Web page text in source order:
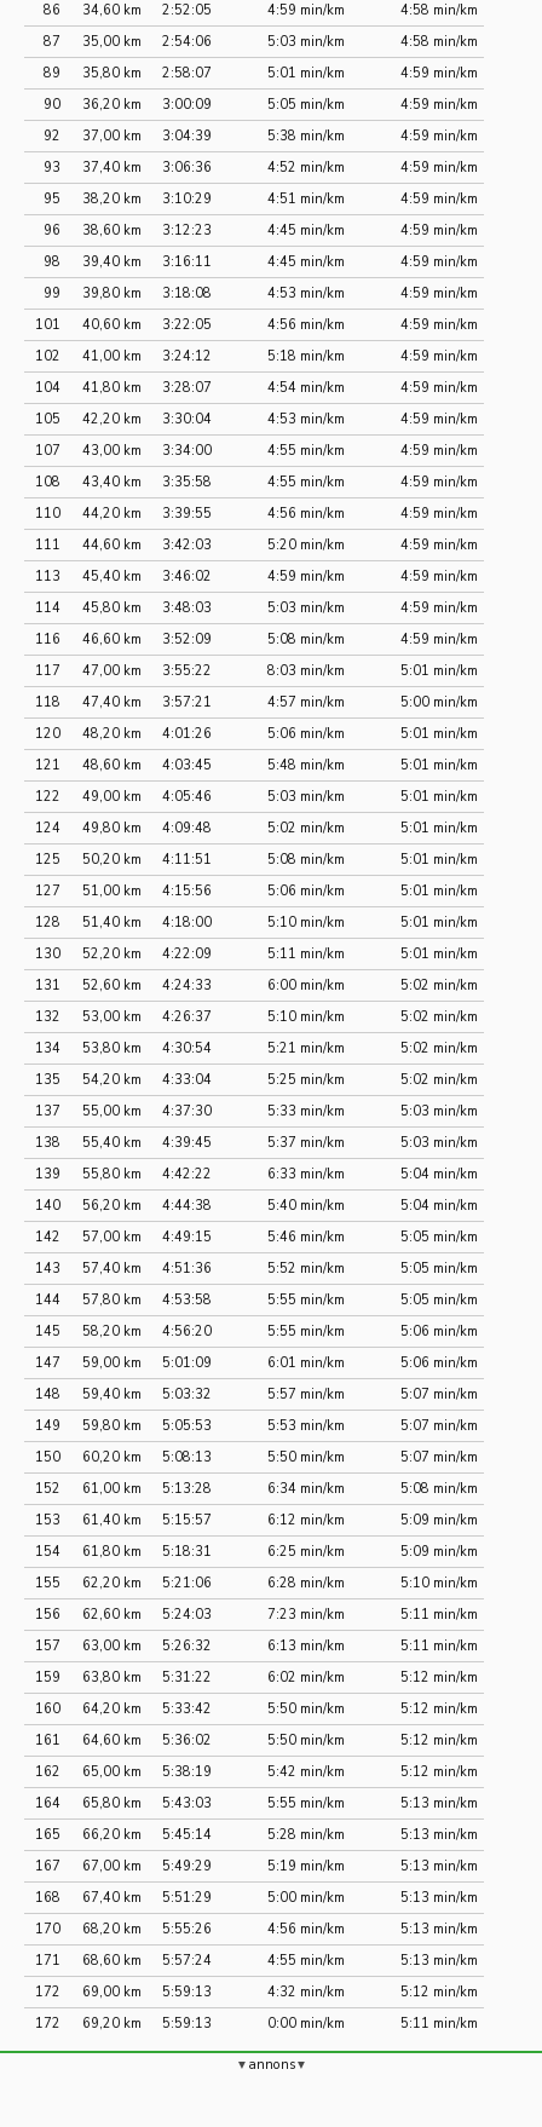
86
34,60 km 2:52:05 4:59 min/km
4:58 min/km
87
35,00 km 2:54:06 5:03 min/km
4:58 min/km
89
35,80 km 2:58:07 5:01 min/km
4:59 min/km
90
36,20 km 3:00:09 5:05 min/km
4:59 min/km
92
37,00 km 3:04:39 5:38 min/km
4:59 min/km
93
37,40 km 3:06:36 4:52 min/km
4:59 min/km
95
38,20 km 3:10:29 4:51 min/km
4:59 min/km
96
38,60 km 3:12:23 4:45 min/km
4:59 min/km
98
39,40 km 3:16:11 4:45 min/km
4:59 min/km
99
39,80 km 3:18:08 4:53 min/km
4:59 min/km
101
40,60 km 3:22:05 4:56 min/km
4:59 min/km
102
41,00 km 3:24:12 5:18 min/km
4:59 min/km
104
41,80 km 3:28:07 4:54 min/km
4:59 min/km
105
42,20 km 3:30:04 4:53 min/km
4:59 min/km
107
43,00 km 3:34:00 4:55 min/km
4:59 min/km
108
43,40 km 3:35:58 4:55 min/km
4:59 min/km
110
44,20 km 3:39:55 4:56 min/km
4:59 min/km
111
44,60 km 3:42:03 5:20 min/km
4:59 min/km
113
45,40 km 3:46:02 4:59 min/km
4:59 min/km
114
45,80 km 3:48:03 5:03 min/km
4:59 min/km
116
46,60 km 3:52:09 5:08 min/km
4:59 min/km
117
47,00 km 3:55:22 8:03 min/km
5:01 min/km
118
47,40 km 3:57:21 4:57 min/km
5:00 min/km
120
48,20 km 4:01:26 5:06 min/km
5:01 min/km
121
48,60 km 4:03:45 5:48 min/km
5:01 min/km
122
49,00 km 4:05:46 5:03 min/km
5:01 min/km
124
49,80 km 4:09:48 5:02 min/km
5:01 min/km
125
50,20 km 4:11:51 5:08 min/km
5:01 min/km
127
51,00 km 4:15:56 5:06 min/km
5:01 min/km
128
51,40 km 4:18:00 5:10 min/km
5:01 min/km
130
52,20 km 4:22:09 5:11 min/km
5:01 min/km
131
52,60 km 4:24:33 6:00 min/km
5:02 min/km
132
53,00 km 4:26:37 5:10 min/km
5:02 min/km
134
53,80 km 4:30:54 5:21 min/km
5:02 min/km
135
54,20 km 4:33:04 5:25 min/km
5:02 min/km
137
55,00 km 4:37:30 5:33 min/km
5:03 min/km
138
55,40 km 4:39:45 5:37 min/km
5:03 min/km
139
55,80 km 4:42:22 6:33 min/km
5:04 min/km
140
56,20 km 4:44:38 5:40 min/km
5:04 min/km
142
57,00 km 4:49:15 5:46 min/km
5:05 min/km
143
57,40 km 4:51:36 5:52 min/km
5:05 min/km
144
57,80 km 4:53:58 5:55 min/km
5:05 min/km
145
58,20 km 4:56:20 5:55 min/km
5:06 min/km
147
59,00 km 5:01:09 6:01 min/km
5:06 min/km
148
59,40 km 5:03:32 5:57 min/km
5:07 min/km
149
59,80 km 5:05:53 5:53 min/km
5:07 min/km
150
60,20 km 5:08:13 5:50 min/km
5:07 min/km
152
61,00 km 5:13:28 6:34 min/km
5:08 min/km
153
61,40 km 5:15:57 6:12 min/km
5:09 min/km
154
61,80 km 5:18:31 6:25 min/km
5:09 min/km
155
62,20 km 5:21:06 6:28 min/km
5:10 min/km
156
62,60 km 5:24:03 7:23 min/km
5:11 min/km
157
63,00 km 5:26:32 6:13 min/km
5:11 min/km
159
63,80 km 5:31:22 6:02 min/km
5:12 min/km
160
64,20 km 5:33:42 5:50 min/km
5:12 min/km
161
64,60 km 5:36:02 5:50 min/km
5:12 min/km
162
65,00 km 5:38:19 5:42 min/km
5:12 min/km
164
65,80 km 5:43:03 5:55 min/km
5:13 min/km
165
66,20 km 5:45:14 5:28 min/km
5:13 min/km
167
67,00 km 5:49:29 5:19 min/km
5:13 min/km
168
67,40 km 5:51:29 5:00 min/km
5:13 min/km
170
68,20 km 5:55:26 4:56 min/km
5:13 min/km
171
68,60 km 5:57:24 4:55 min/km
5:13 min/km
172
69,00 km 5:59:13 4:32 min/km
5:12 min/km
172
69,20 km 5:59:13 0:00 min/km 5:11 min/km
annons